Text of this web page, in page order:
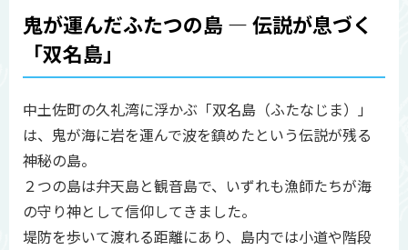
鬼が運んだふたつの島 ― 伝説が息づく
「双名島」
中土佐町の久礼湾に浮かぶ「双名島（ふたなじま）」
は、鬼が海に岩を運んで波を鎮めたという伝説が残る
神秘の島。
２つの島は弁天島と観音島で、いずれも漁師たちが海
の守り神として信仰してきました。
堤防を歩いて渡れる距離にあり、島内では小道や階段